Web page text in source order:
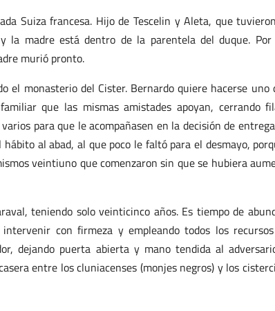
Suiza francesa. Hijo de Tescelin y Aleta, que
la madre está dentro de la parentela del duque. Por
murió pronto.
el monasterio del Cister. Bernardo quiere hacerse uno
que las mismas amistades apoyan, cerrando
para que le acompañasen en la decisión de
al abad, al que poco le faltó para el desmayo,
veintiuno que comenzaron sin que se hubiera
teniendo solo veinticinco años. Es tiempo de
con firmeza y empleando todos los
dejando puerta abierta y mano tendida al
entre los cluniacenses (monjes negros) y los